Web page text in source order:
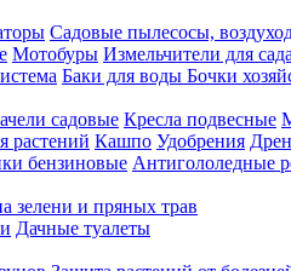
Садовые пылесосы,
Мотобуры Измельчители для сада
Баки для воды Бочки
садовые Кресла подвесные
растений Кашпо Удобрения
бензиновые Антигололедные
зелени и пряных трав
Дачные туалеты